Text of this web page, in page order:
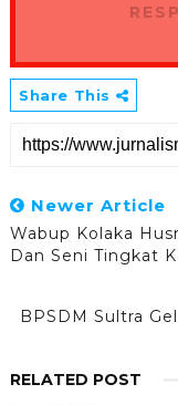
Share This
Newer Article
Wabup Kolaka
Dan Seni Tingkat
BPSDM Sultra
RELATED POST